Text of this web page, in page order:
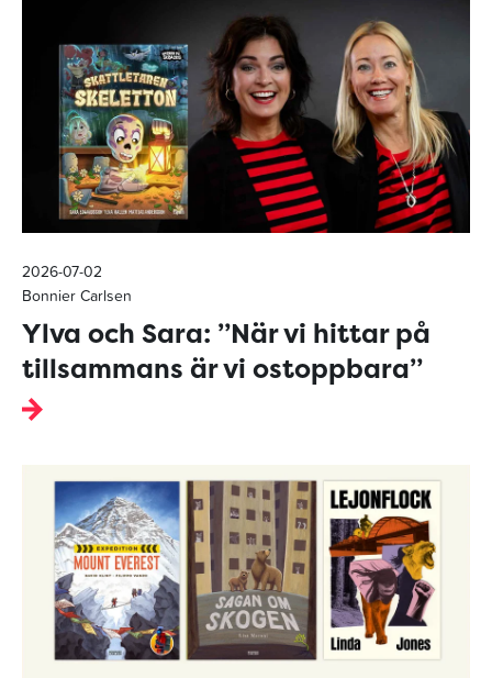
2026-07-02
Bonnier Carlsen
Ylva och Sara: ”När vi hittar på
tillsammans är vi ostoppbara”